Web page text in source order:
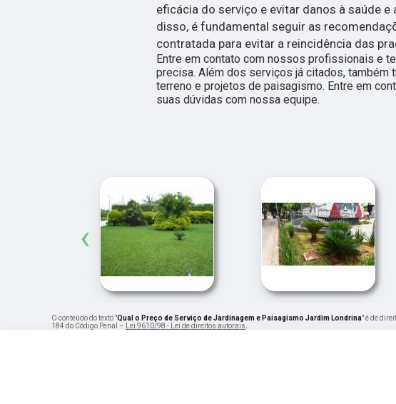
eficácia do serviço e evitar danos à saúde e
disso, é fundamental seguir as
contratada para evitar a reincidência das
Entre em contato com nossos profissionais e
precisa. Além dos serviços já citados, também
terreno e projetos de paisagismo. Entre em
suas dúvidas com nossa equipe.
‹
O conteúdo do texto "Qual o Preço de Serviço de Jardinagem e Paisagismo Jardim Londrina" é de
184 do Código Penal –
Lei 9610/98 - Lei de direitos autorais